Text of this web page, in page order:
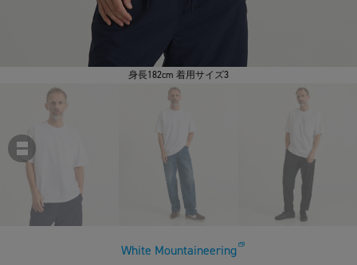
身長182cm 着用サイズ3
White Mountaineering